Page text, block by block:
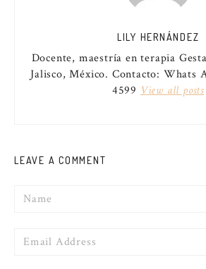
LILY HERNÁNDEZ
Docente, maestría en terapia
Jalisco, México. Contacto: Whats
4599 View all posts
LEAVE A COMMENT
Name
Email